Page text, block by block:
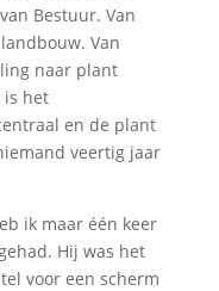
Bestuur. Van
Van
naar plant
is het
en de plant
veertig jaar
ik maar één keer
Hij was het
voor een scherm